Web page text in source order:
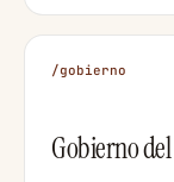
/gobierno
Gobierno